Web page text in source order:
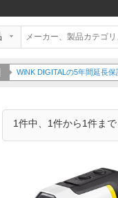
WiNK DIGITALの5年間延長
1件中、1件から1件ま